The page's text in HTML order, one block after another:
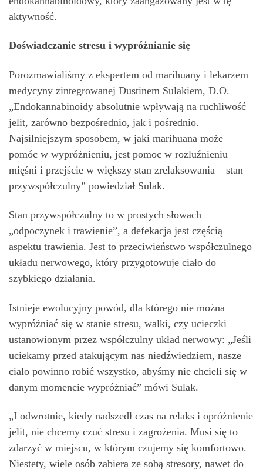
aktywność.
Doświadczanie stresu i wypróżnianie się
Porozmawialiśmy z ekspertem od marihuany i lekarzem
medycyny zintegrowanej Dustinem Sulakiem, D.O.
„Endokannabinoidy absolutnie wpływają na ruchliwość
jelit, zarówno bezpośrednio, jak i pośrednio.
Najsilniejszym sposobem, w jaki marihuana może
pomóc w wypróżnieniu, jest pomoc w rozluźnieniu
mięśni i przejście w większy stan zrelaksowania – stan
przywspółczulny” powiedział Sulak.
Stan przywspółczulny to w prostych słowach
„odpoczynek i trawienie”, a defekacja jest częścią
aspektu trawienia. Jest to przeciwieństwo współczulnego
układu nerwowego, który przygotowuje ciało do
szybkiego działania.
Istnieje ewolucyjny powód, dla którego nie można
wypróżniać się w stanie stresu, walki, czy ucieczki
ustanowionym przez współczulny układ nerwowy: „Jeśli
uciekamy przed atakującym nas niedźwiedziem, nasze
ciało powinno robić wszystko, abyśmy nie chcieli się w
danym momencie wypróżniać” mówi Sulak.
„I odwrotnie, kiedy nadszedł czas na relaks i opróżnienie
jelit, nie chcemy czuć stresu i zagrożenia. Musi się to
zdarzyć w miejscu, w którym czujemy się komfortowo.
Niestety, wiele osób zabiera ze sobą stresory, nawet do